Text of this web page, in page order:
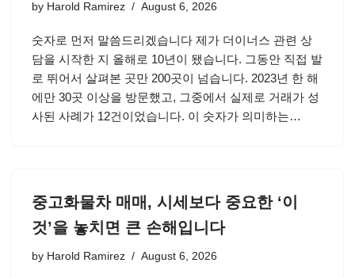
by Harold Ramirez August 6, 2026
숫자로 먼저 말씀드리겠습니다 제가 더이너스 관련 상
담을 시작한 지 올해로 10년이 됐습니다. 그동안 직접 발
로 뛰어서 살펴본 곳만 200곳이 넘습니다. 2023년 한 해
에만 30곳 이상을 방문했고, 그중에서 실제로 거래가 성
사된 사례가 12건이었습니다. 이 숫자가 의미하는…
중고화물차 매매, 시세보다 중요한 ‘이
것’을 놓치면 큰 손해입니다
by Harold Ramirez August 6, 2026